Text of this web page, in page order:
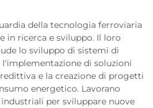
della tecnologia ferroviaria
in ricerca e sviluppo. Il loro
lo sviluppo di sistemi di
di soluzioni
e la creazione di progetti
energetico. Lavorano
per sviluppare nuove